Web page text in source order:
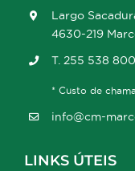
Largo
4630-219
T. 255 538
* Custo de
info@cm-
LINKS ÚTEIS